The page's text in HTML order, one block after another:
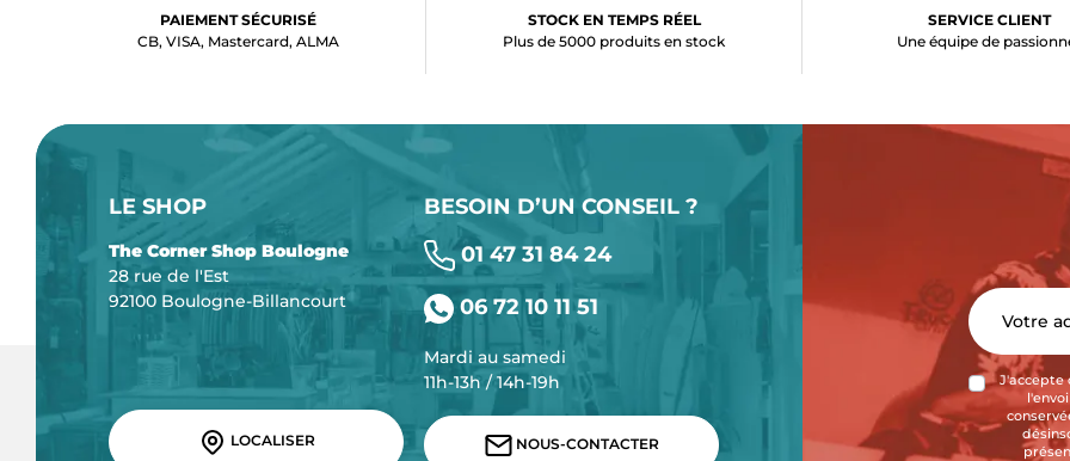
PAIEMENT SÉCURISÉ
CB, VISA, Mastercard, ALMA
STOCK EN TEMPS RÉEL
Plus de 5000 produits en stock
SERVICE CLIENT
Une équipe de
LE SHOP
The Corner Shop Boulogne
28 rue de l'Est
92100 Boulogne-Billancourt
LOCALISER
BESOIN D’UN CONSEIL ?
01 47 31 84 24
06 72 10 11 51
Mardi au samedi
11h-13h / 14h-19h
NOUS-CONTACTER
J'accepte